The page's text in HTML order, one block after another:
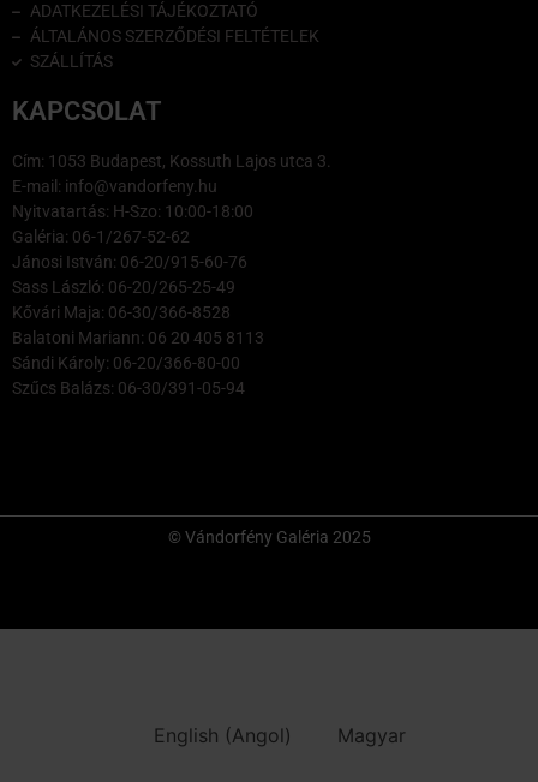
ADATKEZELÉSI TÁJÉKOZTATÓ
ÁLTALÁNOS SZERZŐDÉSI FELTÉTELEK
SZÁLLÍTÁS
KAPCSOLAT
Cím: 1053 Budapest, Kossuth Lajos utca 3.
E-mail: info@vandorfeny.hu
Nyitvatartás: H-Szo: 10:00-18:00
Galéria: 06-1/267-52-62
Jánosi István: 06-20/915-60-76
Sass László: 06-20/265-25-49
Kővári Maja: 06-30/366-8528
Balatoni Mariann: 06 20 405 8113
Sándi Károly: 06-20/366-80-00
Szűcs Balázs: 06-30/391-05-94
© Vándorfény Galéria 2025
English (Angol) Magyar